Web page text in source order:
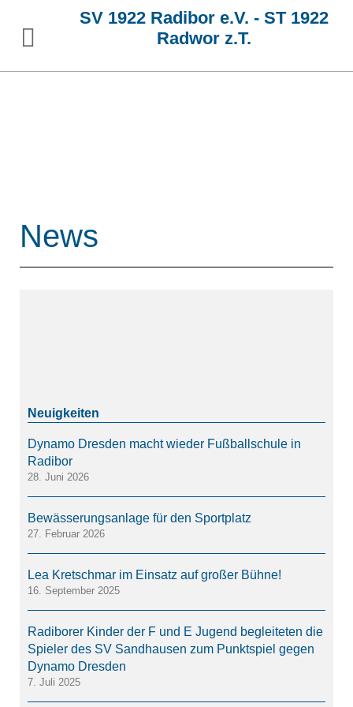
SV 1922 Radibor e.V. - ST 1922
Radwor z.T.
News
Dynamo Dresden macht wieder Fußballschule in
Radibor
28. Juni 2026
Bewässerungsanlage für den Sportplatz
27. Februar 2026
Lea Kretschmar im Einsatz auf großer Bühne!
16. September 2025
Radiborer Kinder der F und E Jugend begleiteten die
Spieler des SV Sandhausen zum Punktspiel gegen
Dynamo Dresden
7. Juli 2025